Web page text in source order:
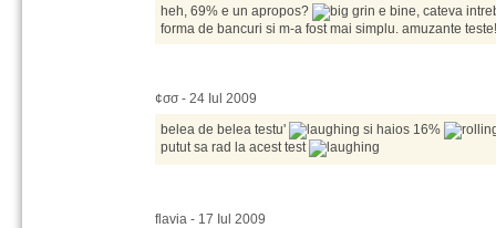
heh, 69% e un apropos?
e bine, cateva
forma de bancuri si m-a fost mai simplu. amuzante teste!
¢σσ - 24 Iul 2009
belea de belea testu'
si haios 16%
putut sa rad la acest test
flavia - 17 Iul 2009